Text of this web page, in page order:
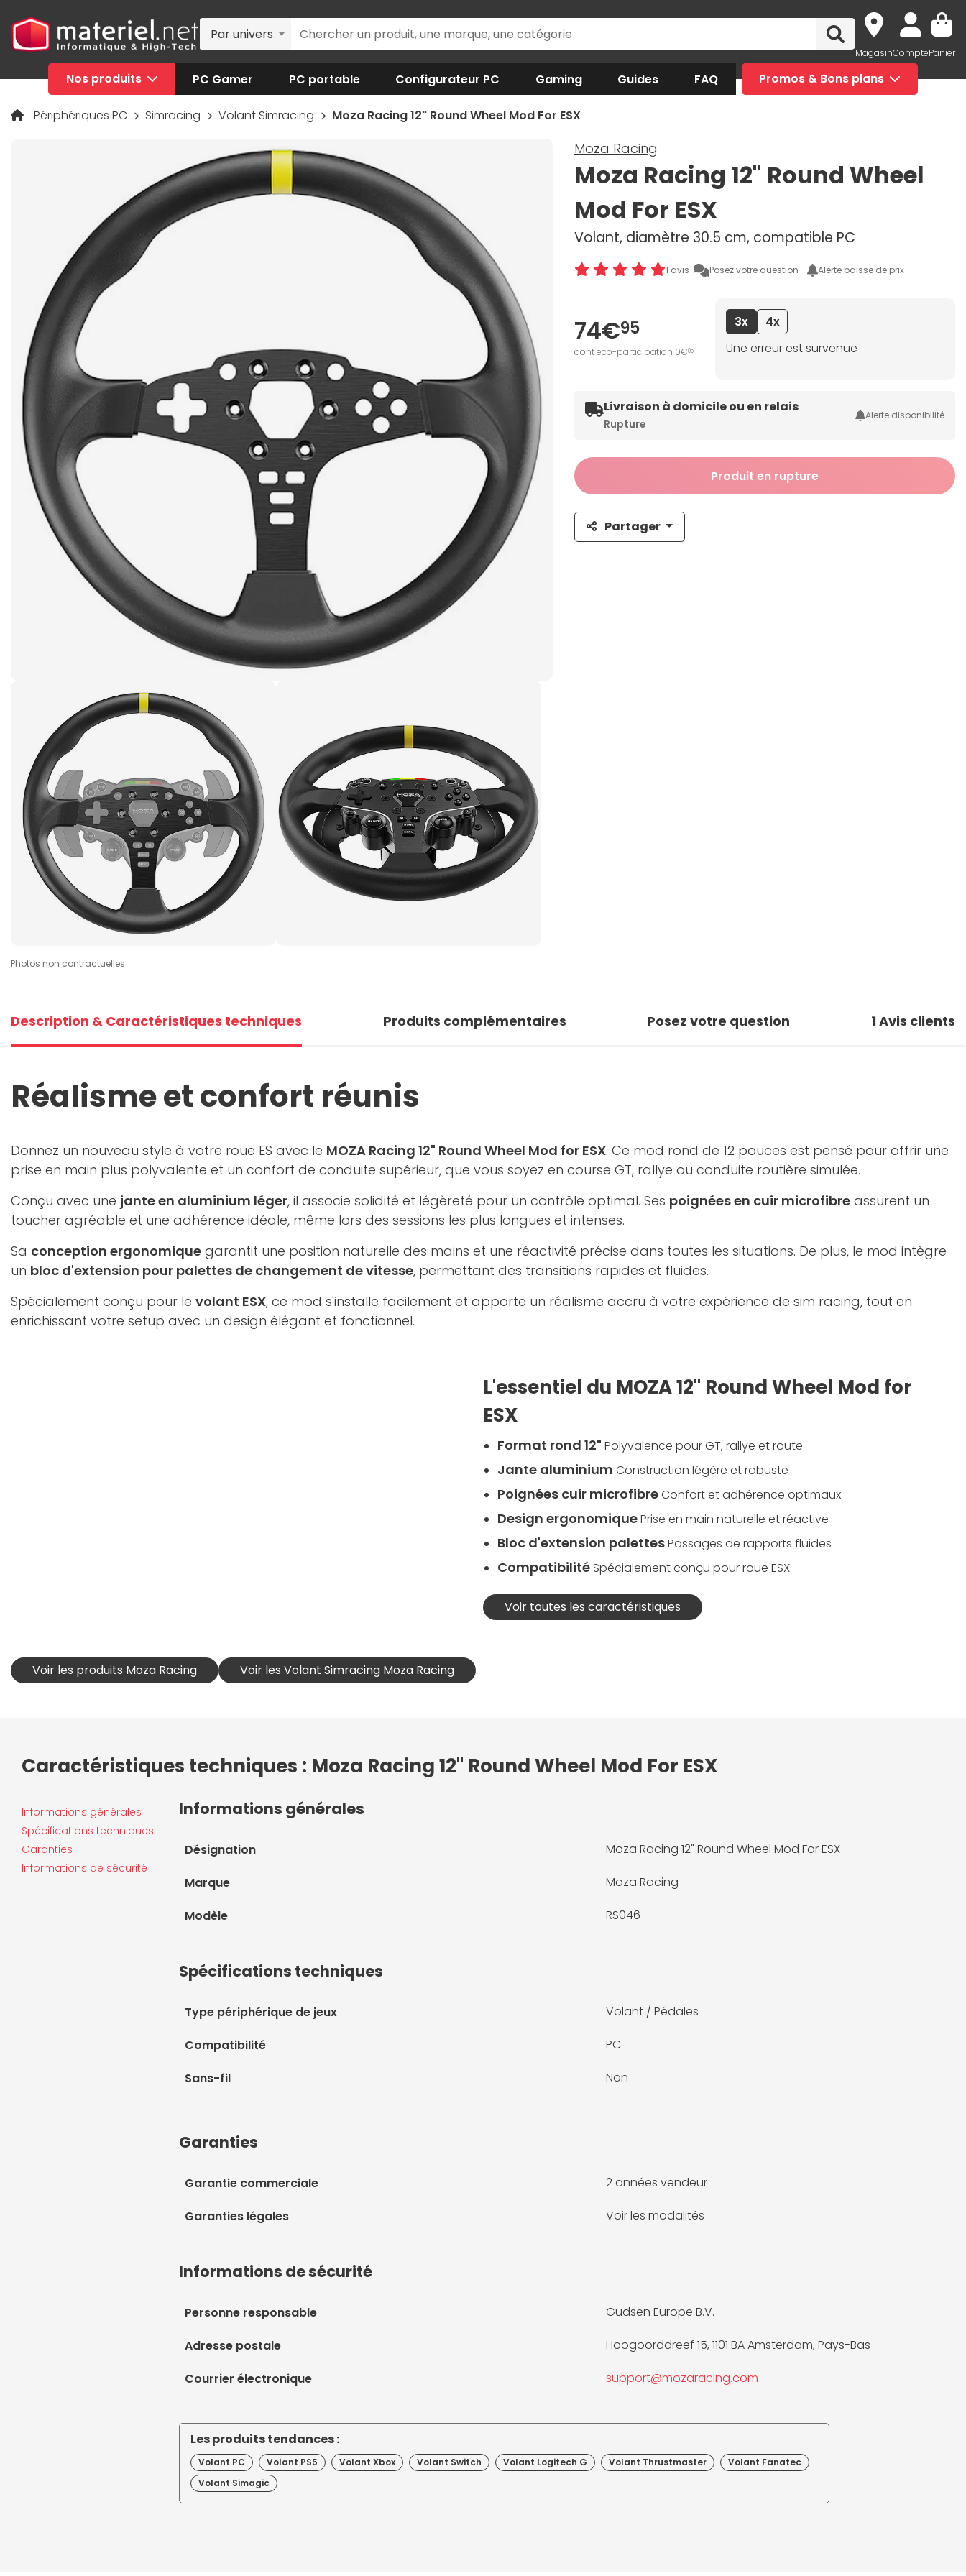
Par univers
MagasinComptePanier
Nos produits PC Gamer PC portable Configurateur PC Gaming Guides FAQ Promos & Bons plans
Périphériques PC Simracing Volant Simracing Moza Racing 12" Round Wheel Mod For ESX
Photos non contractuelles
Moza Racing
Moza Racing 12" Round Wheel
Mod For ESX
Volant, diamètre 30.5 cm, compatible PC
1 avis Posez votre question Alerte baisse de prix
74€95
dont éco-participation 0€05
3x
4x
Une erreur est survenue
Livraison à domicile ou en relais
Rupture
Alerte disponibilité
Produit en rupture
Partager
Description & Caractéristiques techniques Produits complémentaires Posez votre question 1Avis clients
Réalisme et confort réunis
Donnez un nouveau style à votre roue ES avec le MOZA Racing 12" Round Wheel Mod for ESX. Ce mod rond de 12 pouces est pensé pour offrir une
prise en main plus polyvalente et un confort de conduite supérieur, que vous soyez en course GT, rallye ou conduite routière simulée.
Conçu avec une jante en aluminium léger, il associe solidité et légèreté pour un contrôle optimal. Ses poignées en cuir microfibre assurent un
toucher agréable et une adhérence idéale, même lors des sessions les plus longues et intenses.
Sa conception ergonomique garantit une position naturelle des mains et une réactivité précise dans toutes les situations. De plus, le mod intègre
un bloc d'extension pour palettes de changement de vitesse, permettant des transitions rapides et fluides.
Spécialement conçu pour le volant ESX, ce mod s'installe facilement et apporte un réalisme accru à votre expérience de sim racing, tout en
enrichissant votre setup avec un design élégant et fonctionnel.
L'essentiel du MOZA 12" Round Wheel Mod for
ESX
Format rond 12" Polyvalence pour GT, rallye et route
Jante aluminium Construction légère et robuste
Poignées cuir microfibreConfort et adhérence optimaux
Design ergonomiquePrise en main naturelle et réactive
Bloc d'extension palettesPassages de rapports fluides
Compatibilité Spécialement conçu pour roue ESX
Voir toutes les caractéristiques
Voir les produits Moza Racing Voir les Volant Simracing Moza Racing
Caractéristiques techniques : Moza Racing 12" Round Wheel Mod For ESX
Informations générales
Spécifications techniques
Garanties
Informations de sécurité
Informations générales
Désignation Moza Racing 12" Round Wheel Mod For ESX
Marque Moza Racing
Modèle RS046
Spécifications techniques
Type périphérique de jeux Volant / Pédales
Compatibilité PC
Sans-fil Non
Garanties
Garantie commerciale 2 années vendeur
Garanties légales Voir les modalités
Informations de sécurité
Personne responsable Gudsen Europe B.V.
Adresse postale Hoogoorddreef 15, 1101 BA Amsterdam, Pays-Bas
Courrier électronique support@mozaracing.com
Les produits tendances :
Volant PC Volant PS5 Volant Xbox Volant Switch Volant Logitech G Volant Thrustmaster
Volant Fanatec
Volant Simagic